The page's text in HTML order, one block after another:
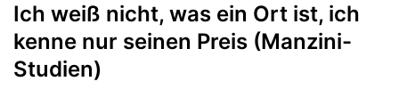
Ich weiß nicht, was ein Ort ist, ich
kenne nur seinen Preis (Manzini-
Studien)